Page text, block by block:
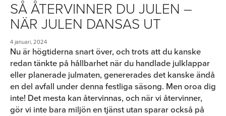
SÅ ÅTERVINNER DU JULEN –
NÄR JULEN DANSAS UT
4 januari, 2024
Nu är högtiderna snart över, och trots att du kanske
redan tänkte på hållbarhet när du handlade julklappar
eller planerade julmaten, genererades det kanske ändå
en del avfall under denna festliga säsong. Men oroa dig
inte! Det mesta kan återvinnas, och när vi återvinner,
gör vi inte bara miljön en tjänst utan sparar också på